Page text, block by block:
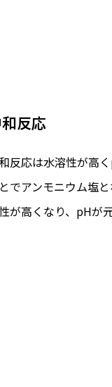
反応
反応は水溶性が高
でアンモニウム塩
が高くなり、pHが